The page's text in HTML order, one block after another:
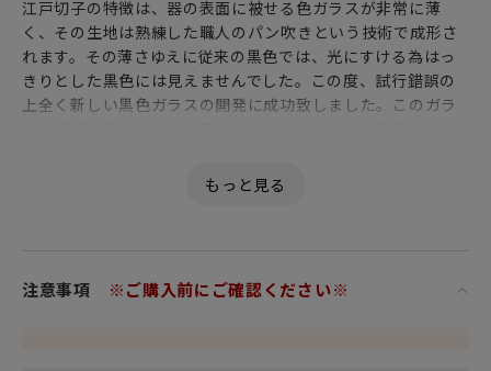
江戸切子の特徴は、器の表面に被せる色ガラスが非常に薄
く、その生地は熟練した職人のパン吹きという技術で成形さ
れます。その薄さゆえに従来の黒色では、光にすける為はっ
きりとした黒色には見えませんでした。この度、試行錯誤の
上全く新しい黒色ガラスの開発に成功致しました。このガラ
いる部分が見えず、切子師の培われた指先の技術で、勘を頼
れたこちらの八角籠目（はっかくかごめ）紋様は、竹籠の八
注意事項 ※ご購入前にご確認ください※